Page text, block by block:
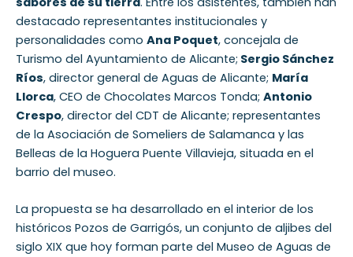
destacado representantes institucionales y
personalidades como Ana Poquet, concejala de
Turismo del Ayuntamiento de Alicante; Sergio Sánchez
Ríos, director general de Aguas de Alicante; María
Llorca, CEO de Chocolates Marcos Tonda; Antonio
Crespo, director del CDT de Alicante; representantes
de la Asociación de Someliers de Salamanca y las
Belleas de la Hoguera Puente Villavieja, situada en el
barrio del museo.
La propuesta se ha desarrollado en el interior de los
históricos Pozos de Garrigós, un conjunto de aljibes del
siglo XIX que hoy forman parte del Museo de Aguas de